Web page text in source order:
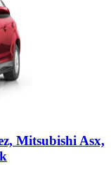
Mitsubishi Asx,